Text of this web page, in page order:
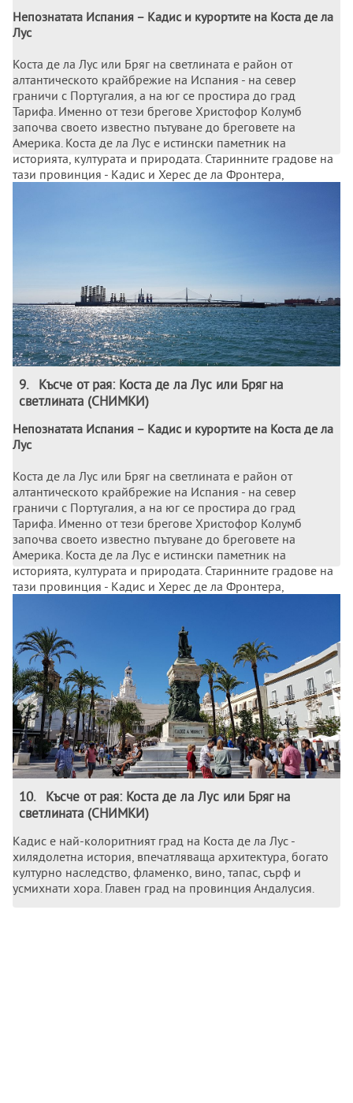
Непознатата Испания – Кадис и курортите на Коста де ла
Лус
Коста де ла Лус или Бряг на светлината е район от
алтантическото крайбрежие на Испания - на север
граничи с Португалия, а на юг се простира до град
Тарифа. Именно от тези брегове Христофор Колумб
започва своето известно пътуване до бреговете на
Америка. Коста де ла Лус е истински паметник на
историята, културата и природата. Старинните градове на
тази провинция - Кадис и Херес де ла Фронтера,
9.
Късче от рая: Коста де ла Лус или Бряг на
светлината (СНИМКИ)
Непознатата Испания – Кадис и курортите на Коста де ла
Лус
Коста де ла Лус или Бряг на светлината е район от
алтантическото крайбрежие на Испания - на север
граничи с Португалия, а на юг се простира до град
Тарифа. Именно от тези брегове Христофор Колумб
започва своето известно пътуване до бреговете на
Америка. Коста де ла Лус е истински паметник на
историята, културата и природата. Старинните градове на
тази провинция - Кадис и Херес де ла Фронтера,
10.
Късче от рая: Коста де ла Лус или Бряг на
светлината (СНИМКИ)
Кадис е най-колоритният град на Коста де ла Лус -
хилядолетна история, впечатляваща архитектура, богато
културно наследство, фламенко, вино, тапас, сърф и
усмихнати хора. Главен град на провинция Андалусия.